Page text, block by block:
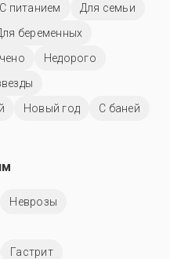
С питанием
Для семьи
беременных
Недорого
Новый год
С баней
Неврозы
Гастрит